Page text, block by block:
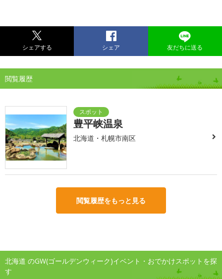
シェアする シェア 友だちに送る
閲覧履歴
豊平峡温泉
北海道・札幌市南区
閲覧履歴をもっと見る
北海道 のGW(ゴールデンウィーク)イベント・おでかけスポットを探
す